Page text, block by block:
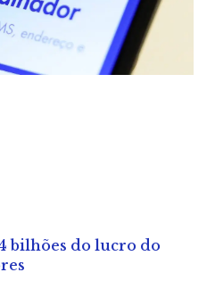
bilhões do lucro do